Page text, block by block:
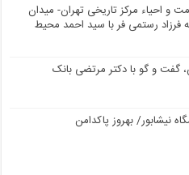
و احیاء مرکز تاریخی تهران- میدان
فرزاد رستمی فر با سید احمد محیط
گفت و گو با دکتر مرتضی بانک
نیشابور/ بهروز پاکدامن